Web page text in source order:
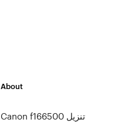
About
Canon f166500 تنزيل